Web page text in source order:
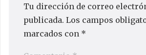
Tu dirección de correo
publicada. Los campos
marcados con *